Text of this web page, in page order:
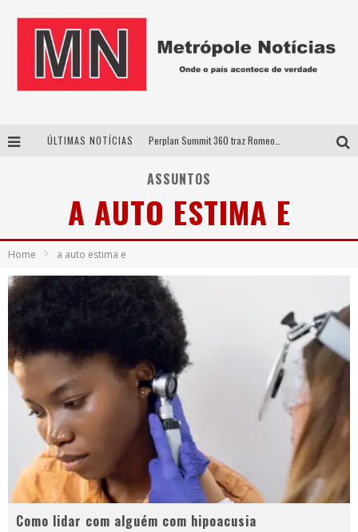
ÚLTIMAS NOTÍCIAS
Uberlândia recebe estreia nacional de espetáculo inspirado em episódio marcante da vida de Friedrich Nietzsche
Agosto Dourado: apoio, informação e acolhimento fortalecem o sucesso da amamentação
ASSUNTOS
A AUTO ESTIMA E
Home a auto estima e
Como lidar com alguém com hipoacusia